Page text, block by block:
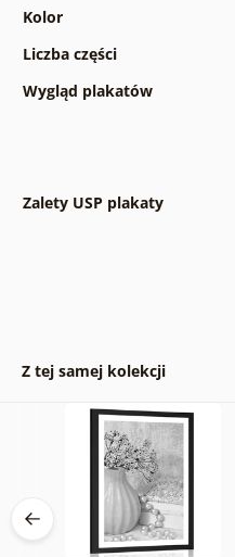
Kolor
Liczba części
Wygląd plakatów
Zalety USP plakaty
Z tej samej kolekcji